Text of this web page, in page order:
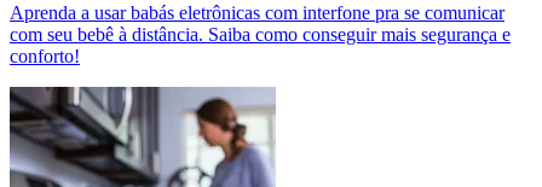
Aprenda a usar babás eletrônicas com interfone pra se comunicar
com seu bebê à distância. Saiba como conseguir mais segurança e
conforto!